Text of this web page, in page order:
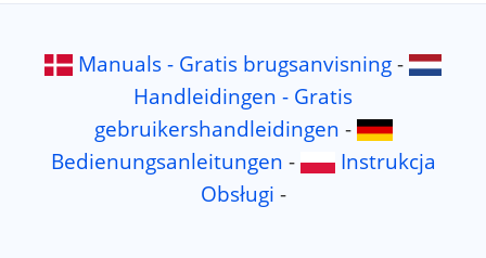
Manuals - Gratis brugsanvisning-
Handleidingen - Gratis
gebruikershandleidingen -
Bedienungsanleitungen -
Instrukcja
Obsługi -